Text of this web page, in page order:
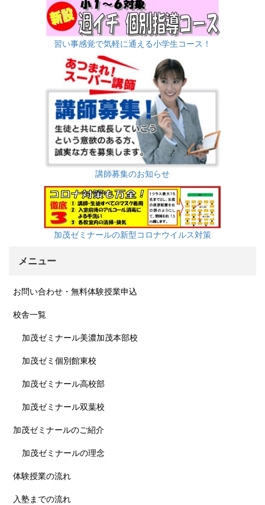
習い事感覚で気軽に通える小学生コース！
講師募集のお知らせ
加茂ゼミナールの新型コロナウイルス対策
メニュー
お問い合わせ・無料体験授業申込
校舎一覧
加茂ゼミナール美濃加茂本部校
加茂ゼミ個別館東校
加茂ゼミナール高校部
加茂ゼミナール双葉校
加茂ゼミナールのご紹介
加茂ゼミナールの理念
体験授業の流れ
入塾までの流れ